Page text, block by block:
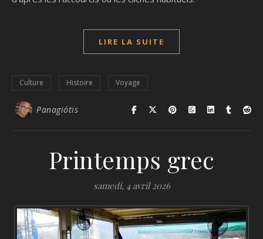
LIRE LA SUITE
Culture Histoire Voyage
Panagiótis
Printemps grec
samedi, 4 avril 2026